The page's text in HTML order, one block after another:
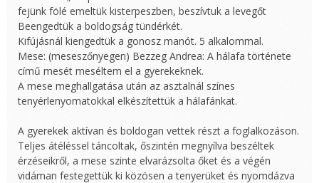
fejünk fölé emeltük kisterpeszben, beszívtuk a levegőt
Beengedtük a boldogság tündérkét.
Kifújásnál kiengedtük a gonosz manót. 5 alkalommal.
Mese: (meseszőnyegen) Bezzeg Andrea: A hálafa története
című mesét meséltem el a gyerekeknek.
A mese meghallgatása után az asztalnál színes
tenyérlenyomatokkal elkészítettük a hálafánkat.
A gyerekek aktívan és boldogan vettek részt a foglalkozáson.
Teljes átéléssel táncoltak, őszintén megnyílva beszéltek
érzéseikről, a mese szinte elvarázsolta őket és a végén
vidáman festegettük ki közösen a tenyerüket és nyomdázva